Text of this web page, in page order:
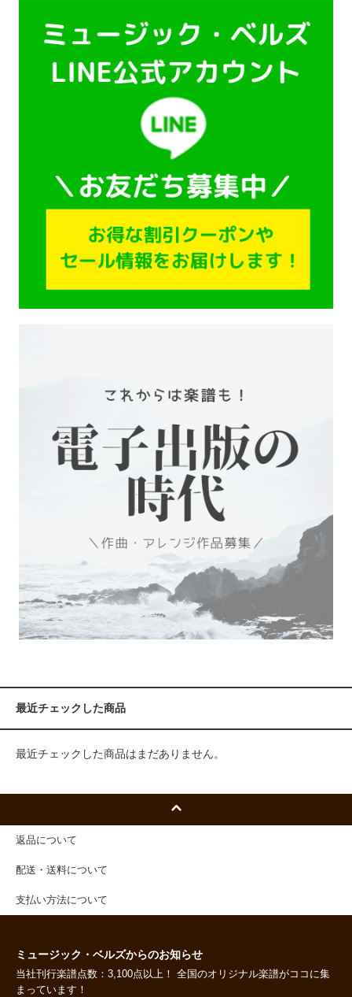
最近チェックした商品
最近チェックした商品はまだありません。
返品について
配送・送料について
支払い方法について
ミュージック・ベルズからのお知らせ
当社刊行楽譜点数：3,100点以上！ 全国のオリジナル楽譜がココに集
まっています！